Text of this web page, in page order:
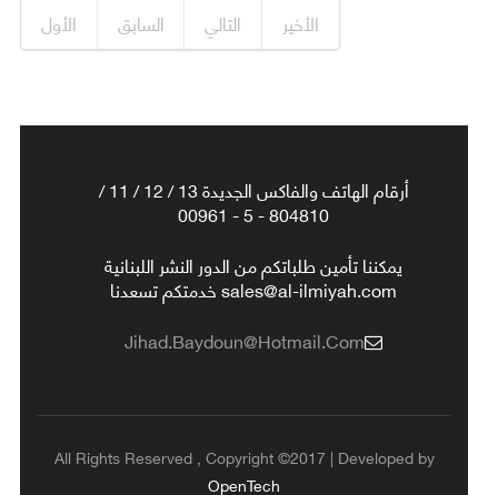
الأول السابق التالي الأخير
أرقام الهاتف والفاكس الجديدة 13 / 12 / 11 /
804810 - 5 - 00961
يمكننا تأمين طلباتكم من الدور النشر اللبنانية
sales@al-ilmiyah.com خدمتكم تسعدنا
Jihad.baydoun@hotmail.com
All Rights Reserved , Copyright ©2017 | Developed by
OpenTech